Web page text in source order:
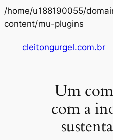
/home/u188190055/
content/mu-plugins
o
cleitongurgel.com.br
Um
com a